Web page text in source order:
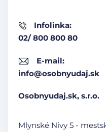
Infolinka:
02/ 800 800 80
E-mail:
info@osobnyudaj.sk
Osobnyudaj.sk, s.r.o.
Mlynské Nivy 5 -